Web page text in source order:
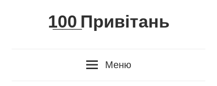
1̲0̲0̲ Привітань
Меню